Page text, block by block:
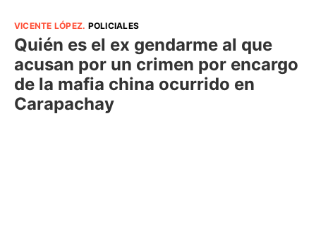
VICENTE LÓPEZ. POLICIALES
Quién es el ex gendarme al que
acusan por un crimen por encargo
de la mafia china ocurrido en
Carapachay